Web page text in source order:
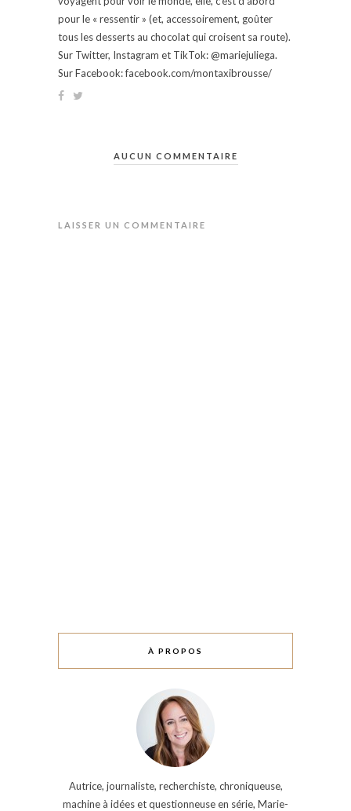
pour le « ressentir » (et, accessoirement, goûter
tous les desserts au chocolat qui croisent sa route).
Sur Twitter, Instagram et TikTok: @mariejuliega.
Sur Facebook: facebook.com/montaxibrousse/
AUCUN COMMENTAIRE
LAISSER UN COMMENTAIRE
À PROPOS
Autrice, journaliste, recherchiste, chroniqueuse,
machine à idées et questionneuse en série, Marie-